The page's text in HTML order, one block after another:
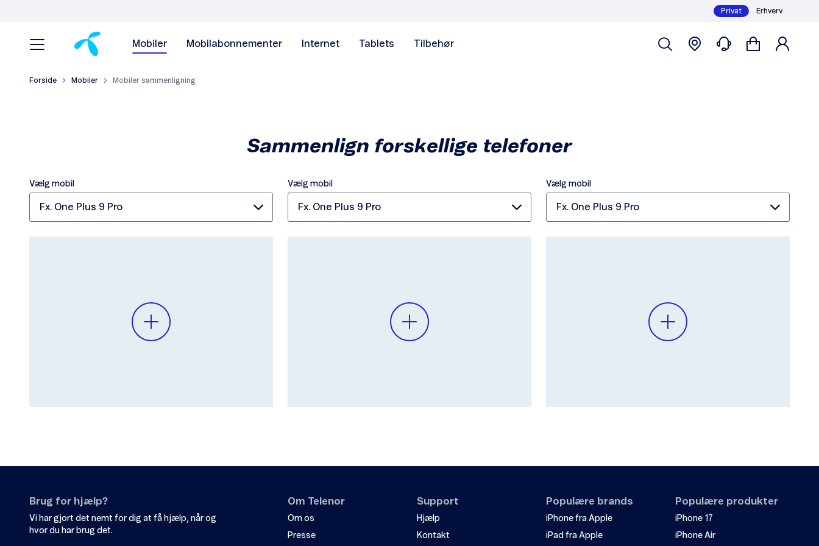
Privat Erhverv
Mobiler Mobilabonnementer Internet Tablets Tilbehør
Forside Mobiler Mobiler sammenligning
Sammenlign forskellige telefoner
Vælg mobil Vælg mobil Vælg mobil
Brug for hjælp?
Vi har gjort det nemt for dig at få hjælp, når og
hvor du har brug det.
Om Telenor
Om os
Presse
Support
Hjælp
Kontakt
Populære brands
iPhone fra Apple
iPad fra Apple
Populære produkter
iPhone 17
iPhone Air